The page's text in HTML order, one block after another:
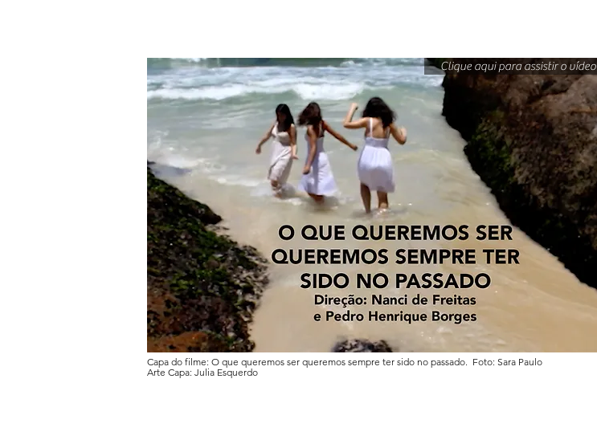
Clique aqui para assistir o vídeo
Capa do filme: O que queremos ser queremos sempre ter sido no passado. Foto: Sara Paulo
Arte Capa: Julia Esquerdo